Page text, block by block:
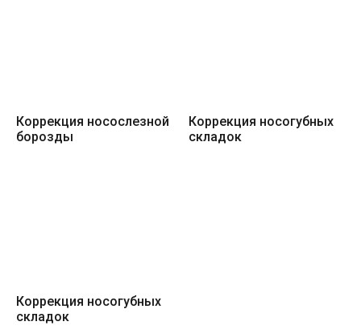
Коррекция носослезной
борозды
Коррекция носогубных
складок
Коррекция носогубных
складок